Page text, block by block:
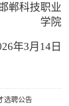
郸科技职业
学院
年3月14日
选聘公告